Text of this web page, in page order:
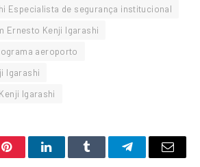
Especialista de segurança institucional
Ernesto Kenji Igarashi
aeroporto
Igarashi
Igarashi
PinterestLinkedInTumblr TelegramEmail